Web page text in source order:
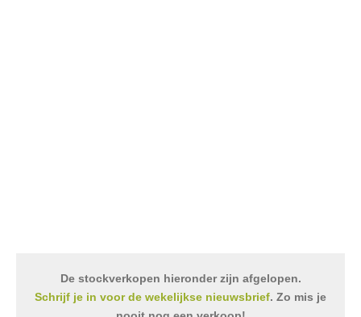
De stockverkopen hieronder zijn afgelopen.
Schrijf je in voor de wekelijkse nieuwsbrief. Zo mis je